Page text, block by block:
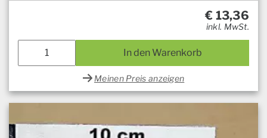
€ 13,36
inkl. MwSt.
In den Warenkorb
Meinen Preis anzeigen